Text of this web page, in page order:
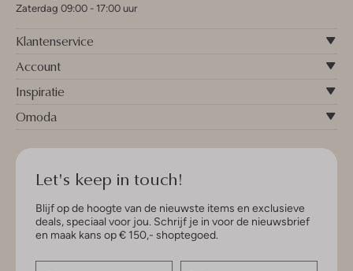
Zaterdag 09:00 - 17:00 uur
Klantenservice
Account
Inspiratie
Omoda
Let's keep in touch!
Blijf op de hoogte van de nieuwste items en exclusieve
deals, speciaal voor jou. Schrijf je in voor de nieuwsbrief
en maak kans op € 150,- shoptegoed.